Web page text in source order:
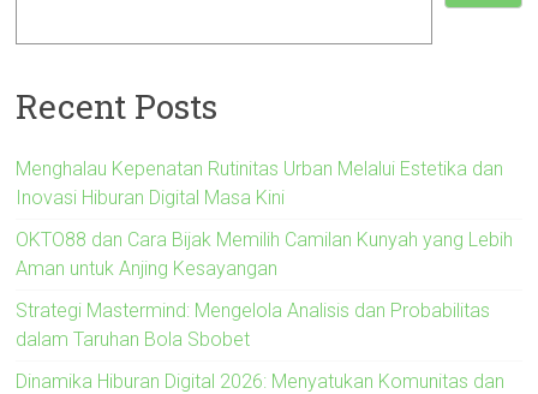
Recent Posts
Menghalau Kepenatan Rutinitas Urban Melalui Estetika dan
Inovasi Hiburan Digital Masa Kini
OKTO88 dan Cara Bijak Memilih Camilan Kunyah yang Lebih
Aman untuk Anjing Kesayangan
Strategi Mastermind: Mengelola Analisis dan Probabilitas
dalam Taruhan Bola Sbobet
Dinamika Hiburan Digital 2026: Menyatukan Komunitas dan